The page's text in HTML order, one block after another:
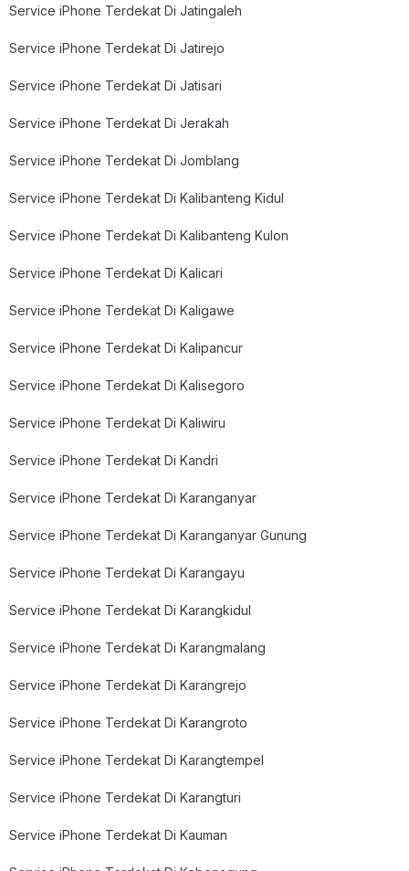
Service iPhone Terdekat Di Jatingaleh
Service iPhone Terdekat Di Jatirejo
Service iPhone Terdekat Di Jatisari
Service iPhone Terdekat Di Jerakah
Service iPhone Terdekat Di Jomblang
Service iPhone Terdekat Di Kalibanteng Kidul
Service iPhone Terdekat Di Kalibanteng Kulon
Service iPhone Terdekat Di Kalicari
Service iPhone Terdekat Di Kaligawe
Service iPhone Terdekat Di Kalipancur
Service iPhone Terdekat Di Kalisegoro
Service iPhone Terdekat Di Kaliwiru
Service iPhone Terdekat Di Kandri
Service iPhone Terdekat Di Karanganyar
Service iPhone Terdekat Di Karanganyar Gunung
Service iPhone Terdekat Di Karangayu
Service iPhone Terdekat Di Karangkidul
Service iPhone Terdekat Di Karangmalang
Service iPhone Terdekat Di Karangrejo
Service iPhone Terdekat Di Karangroto
Service iPhone Terdekat Di Karangtempel
Service iPhone Terdekat Di Karangturi
Service iPhone Terdekat Di Kauman